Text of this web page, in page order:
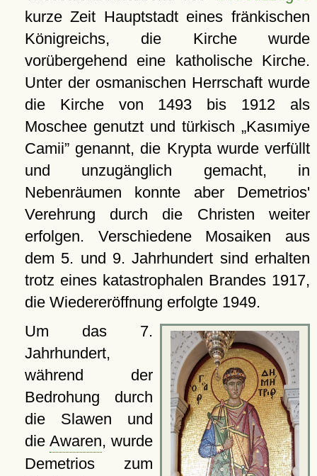
kurze Zeit Hauptstadt eines fränkischen
Königreichs, die Kirche wurde
vorübergehend eine katholische Kirche.
Unter der osmanischen Herrschaft wurde
die Kirche von 1493 bis 1912 als
Moschee genutzt und türkisch
Kasımiye
Camii genannt, die Krypta wurde verfüllt
und unzugänglich gemacht, in
Nebenräumen konnte aber Demetrios'
Verehrung durch die Christen weiter
erfolgen. Verschiedene Mosaiken aus
dem 5. und 9. Jahrhundert sind erhalten
trotz eines katastrophalen Brandes 1917,
die Wiedereröffnung erfolgte 1949.
Um das 7.
Jahrhundert,
während der
Bedrohung durch
die Slawen und
dieAwaren, wurde
Demetrios zum